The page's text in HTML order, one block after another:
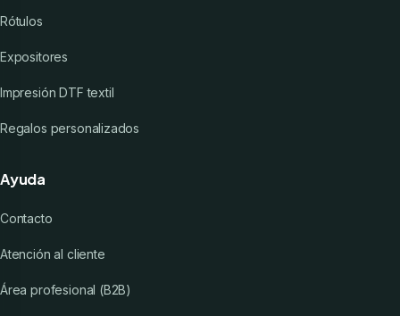
Rótulos
Expositores
Impresión DTF textil
Regalos personalizados
Ayuda
Contacto
Atención al cliente
Área profesional (B2B)